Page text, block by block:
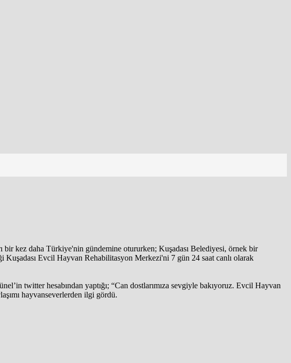
bir kez daha Türkiye'nin gündemine otururken; Kuşadası Belediyesi, örnek bir
Kuşadası Evcil Hayvan Rehabilitasyon Merkezi'ni 7 gün 24 saat canlı olarak
twitter hesabından yaptığı; “Can dostlarımıza sevgiyle bakıyoruz. Evcil Hayvan
hayvanseverlerden ilgi gördü.